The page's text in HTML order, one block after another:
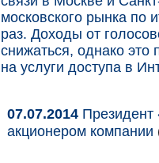
московского рынка по
раз. Доходы от
снижаться, однако это
на услуги доступа в
07.07.2014 Президент
акционером компании